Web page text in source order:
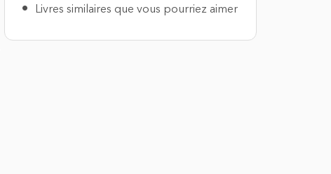
Livres similaires que vous pourriez aimer